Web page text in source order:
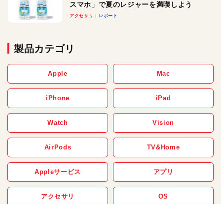
スマホ」で夏のレジャーを満喫しよう
アクセサリ レポート
製品カテゴリ
Apple Mac
iPhone iPad
Watch Vision
AirPods TV&Home
Appleサービス アプリ
アクセサリ OS